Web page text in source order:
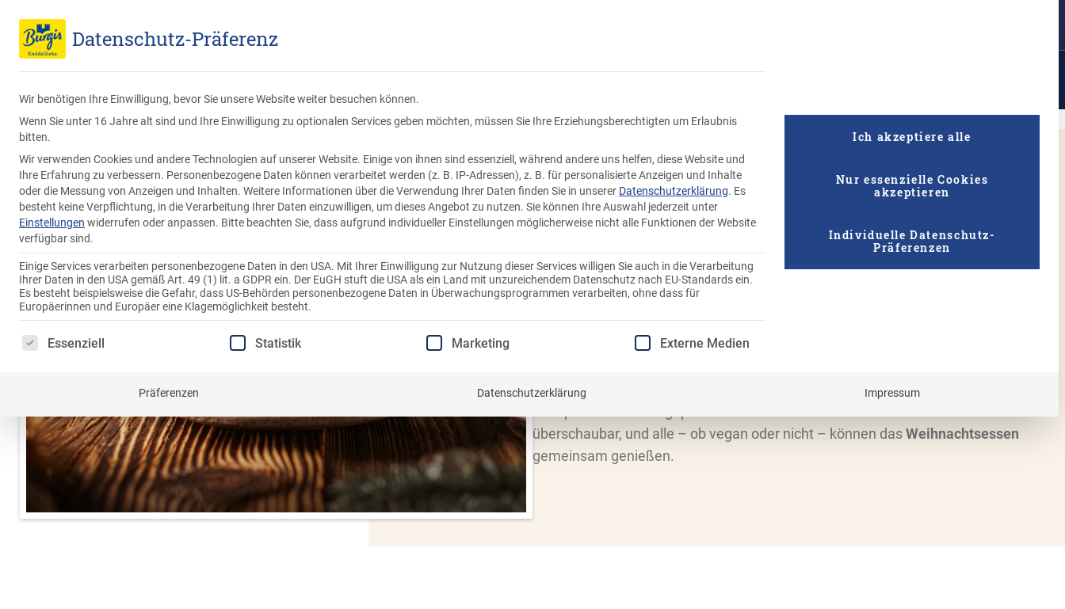
Endverbraucher
Produkte Knödel kaufen Rezepte
Veganes Weihnachtsessen
Wenn ein Familienmitglied sich vegan ernährt, kann das für den Gastgeber an
jedoch, ein leckeres
zu gestalten, bei dem traditionelle
überschaubar, und alle – ob vegan oder nicht – können das Weihnachtsessen
gemeinsam genießen.
Datenschutz-Präferenz
Wir benötigen Ihre Einwilligung, bevor Sie unsere Website weiter besuchen können.
Wenn Sie unter 16 Jahre alt sind und Ihre Einwilligung zu optionalen Services geben möchten, müssen Sie Ihre Erziehungsberechtigten um Erlaubnis
bitten.
Wir verwenden Cookies und andere Technologien auf unserer Website. Einige von ihnen sind essenziell, während andere uns helfen, diese Website und
Ihre Erfahrung zu verbessern. Personenbezogene Daten können verarbeitet werden (z. B. IP-Adressen), z. B. für personalisierte Anzeigen und Inhalte
oder die Messung von Anzeigen und Inhalten. Weitere Informationen über die Verwendung Ihrer Daten finden Sie in unserer Datenschutzerklärung. Es
besteht keine Verpflichtung, in die Verarbeitung Ihrer Daten einzuwilligen, um dieses Angebot zu nutzen. Sie können Ihre Auswahl jederzeit unter
Einstellungen widerrufen oder anpassen. Bitte beachten Sie, dass aufgrund individueller Einstellungen möglicherweise nicht alle Funktionen der Website
verfügbar sind.
Einige Services verarbeiten personenbezogene Daten in den USA. Mit Ihrer Einwilligung zur Nutzung dieser Services willigen Sie auch in die Verarbeitung
Ihrer Daten in den USA gemäß Art. 49 (1) lit. a GDPR ein. Der EuGH stuft die USA als ein Land mit unzureichendem Datenschutz nach EU-Standards ein.
Es besteht beispielsweise die Gefahr, dass US-Behörden personenbezogene Daten in Überwachungsprogrammen verarbeiten, ohne dass für
Europäerinnen und Europäer eine Klagemöglichkeit besteht.
Es folgt eine Liste der Service-Gruppen, für die eine Einwilligung erteilt werden kann. Die erste Service-Gruppe ist essenziell und kann nicht abgewählt werden.
Essenziell Statistik Marketing Externe Medien
Ich akzeptiere alle
Nur essenzielle Cookies
akzeptieren
Individuelle Datenschutz-
Präferenzen
Präferenzen Datenschutzerklärung Impressum